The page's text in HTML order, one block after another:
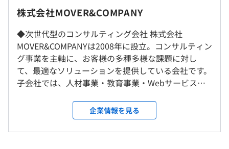
決められた制度に縛られるのではなく、あなたに最適な働
き方をMOVERで一緒に形にしていきませんか？
【将来のキャリアパス】
◎エンジニアとして上流～下流まで幅広いスキルを身に付
トによりオンサイトで従事することもあります。
就業場所の変更範囲
＜雇入時＞
東京本社および自宅
＜変更範囲＞
会社の定める場所
受動喫煙防止措置に関する事項
【フレックスタイム制】
■標準労働時間：10:00〜18:00（8時間／日）
■コアタイム：10:00～15:00
■フレキシブルタイム：始業5:00～10:00、終業15:00～
22:00
休憩時間：60分 ※昼食時間は業務の都合により各々の自
株式会社MOVER&COMPANY
◆次世代型のコンサルティング会社 株式会社
MOVER&COMPANYは2008年に設立。コンサルティン
グ事業を主軸に、お客様の多種多様な課題に対し
て、最適なソリューションを提供している会社です。
子会社では、人材事業・教育事業・Webサービス事
業の立ち上げも手がけています。ベンチャー気質で複
数の自社ビジネスを展開する、次世代型のコンサル
ティング会社として順調に事業拡大中です。 ◆ITコ
企業情報を見る